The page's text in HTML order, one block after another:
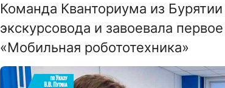
Команда Кванториума из
экскурсовода и завоевала
«Мобильная робототехника»